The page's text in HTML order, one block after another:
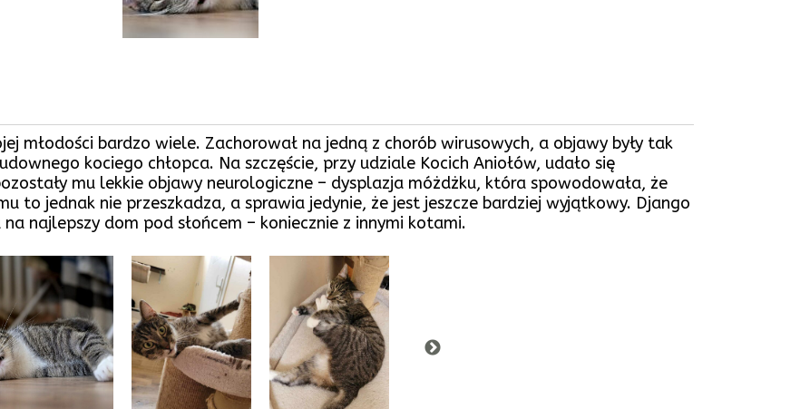
młodości bardzo wiele. Zachorował na jedną z chorób wirusowych, a objawy były tak
kociego chłopca. Na szczęście, przy udziale Kocich Aniołów, udało się
mu lekkie objawy neurologiczne – dysplazja móżdżku, która spowodowała, że
to jednak nie przeszkadza, a sprawia jedynie, że jest jeszcze bardziej wyjątkowy. Django
najlepszy dom pod słońcem – koniecznie z innymi kotami.